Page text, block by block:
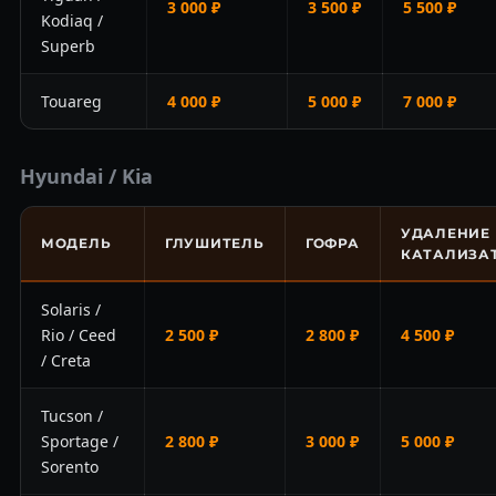
Kodiaq /
Superb
3 000 ₽ 3 500 ₽ 5 500 ₽
Touareg 4 000 ₽ 5 000 ₽ 7 000 ₽
Hyundai / Kia
МОДЕЛЬ ГЛУШИТЕЛЬ ГОФРА
УДАЛЕНИЕ
Solaris /
Rio / Ceed
/ Creta
2 500 ₽ 2 800 ₽ 4 500 ₽
Tucson /
Sportage /
Sorento
2 800 ₽ 3 000 ₽ 5 000 ₽